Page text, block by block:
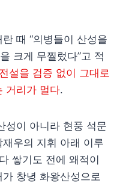
때 “의병들이 산성을
크게 무찔렀다”고 적
전설을 검증 없이 그대로
거리가 멀다.
성이 아니라 현풍 석문
우의 지휘 아래 이루
쌓기도 전에 왜적이
창녕 화왕산성으로